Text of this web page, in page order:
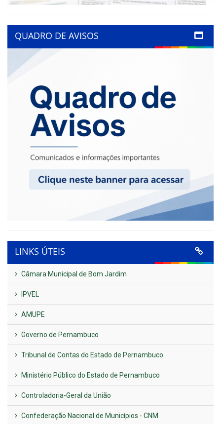
QUADRO DE AVISOS
LINKS ÚTEIS
Câmara Municipal de Bom Jardim
IPVEL
AMUPE
Governo de Pernambuco
Tribunal de Contas do Estado de Pernambuco
Ministério Público do Estado de Pernambuco
Controladoria-Geral da União
Confederação Nacional de Municípios - CNM